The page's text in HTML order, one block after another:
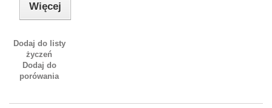
Więcej
Dodaj do listy
życzeń
Dodaj do
porówania